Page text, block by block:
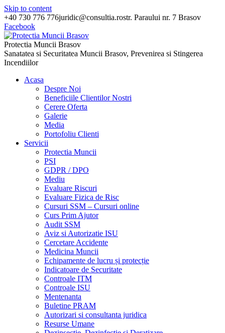
Skip to content
+40 730 776 776juridic@consultia.rostr. Paraului nr. 7 Brasov
Facebook
Protectia Muncii Brasov
Sanatatea si Securitatea Muncii Brasov, Prevenirea si Stingerea
Incendiilor
Acasa
Despre Noi
Beneficiile Clientilor Nostri
Cerere Oferta
Galerie
Media
Portofoliu Clienti
Servicii
Protectia Muncii
PSI
GDPR / DPO
Mediu
Evaluare Riscuri
Evaluare Fizica de Risc
Cursuri SSM – Cursuri online
Curs Prim Ajutor
Audit SSM
Aviz si Autorizatie ISU
Cercetare Accidente
Medicina Muncii
Echipamente de lucru și protecție
Indicatoare de Securitate
Controale ITM
Controale ISU
Mentenanta
Buletine PRAM
Autorizari si consultanta juridica
Resurse Umane